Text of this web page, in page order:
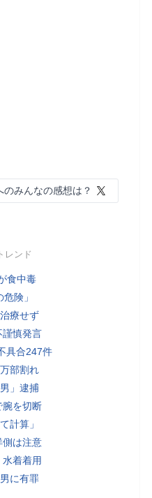
のみんなの感想は？
トレンド
食中毒
険」
療せず
謹慎発言
具合247件
部割れ
」逮捕
腕を切断
計算」
側は注意
水着着用
に有罪